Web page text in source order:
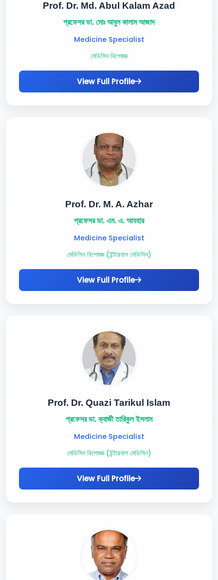
Prof. Dr. Md. Abul Kalam Azad
প্রফেসর ডা. মোঃ আবুল কালাম আজাদ
Medicine Specialist
মেডিসিন বিশেষজ্ঞ
View Full Profile
Prof. Dr. M. A. Azhar
প্রফেসর ডা. এম. এ. আযহার
Medicine Specialist
মেডিসিন বিশেষজ্ঞ (ইন্টারনাল মেডিসিন)
View Full Profile
Prof. Dr. Quazi Tarikul Islam
প্রফেসর ডা. ক্বাজী তারিকুল ইসলাম
Medicine Specialist
মেডিসিন বিশেষজ্ঞ (ইন্টারনাল মেডিসিন)
View Full Profile